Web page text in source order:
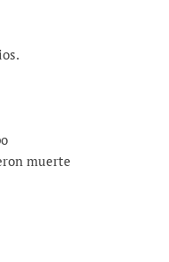
muerte